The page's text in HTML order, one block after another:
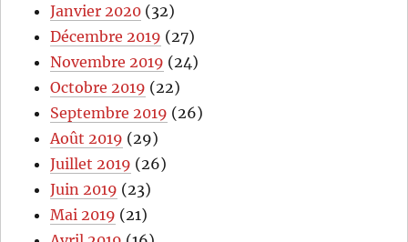
Janvier 2020 (32)
Décembre 2019 (27)
Novembre 2019 (24)
Octobre 2019 (22)
Septembre 2019 (26)
Août 2019 (29)
Juillet 2019 (26)
Juin 2019 (23)
Mai 2019 (21)